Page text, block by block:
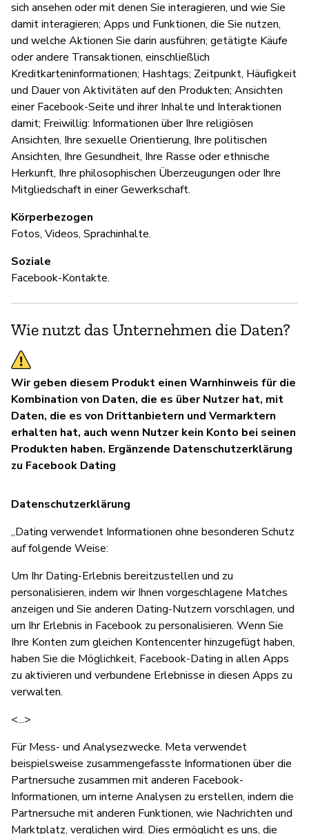
sich ansehen oder mit denen Sie interagieren, und wie Sie
damit interagieren; Apps und Funktionen, die Sie nutzen,
und welche Aktionen Sie darin ausführen; getätigte Käufe
oder andere Transaktionen, einschließlich
Kreditkarteninformationen; Hashtags; Zeitpunkt, Häufigkeit
und Dauer von Aktivitäten auf den Produkten; Ansichten
einer Facebook-Seite und ihrer Inhalte und Interaktionen
damit; Freiwillig: Informationen über Ihre religiösen
Ansichten, Ihre sexuelle Orientierung, Ihre politischen
Ansichten, Ihre Gesundheit, Ihre Rasse oder ethnische
Herkunft, Ihre philosophischen Überzeugungen oder Ihre
Mitgliedschaft in einer Gewerkschaft.
Körperbezogen
Fotos, Videos, Sprachinhalte.
Soziale
Facebook-Kontakte.
Wie nutzt das Unternehmen die Daten?
Wir geben diesem Produkt einen Warnhinweis für die
Kombination von Daten, die es über Nutzer hat, mit
Daten, die es von Drittanbietern und Vermarktern
erhalten hat, auch wenn Nutzer kein Konto bei seinen
Produkten haben. Ergänzende Datenschutzerklärung
zu Facebook Dating
Datenschutzerklärung
„Dating verwendet Informationen ohne besonderen Schutz
auf folgende Weise:
Um Ihr Dating-Erlebnis bereitzustellen und zu
personalisieren, indem wir Ihnen vorgeschlagene Matches
anzeigen und Sie anderen Dating-Nutzern vorschlagen, und
um Ihr Erlebnis in Facebook zu personalisieren. Wenn Sie
Ihre Konten zum gleichen Kontencenter hinzugefügt haben,
haben Sie die Möglichkeit, Facebook-Dating in allen Apps
zu aktivieren und verbundene Erlebnisse in diesen Apps zu
verwalten.
<...>
Für Mess- und Analysezwecke. Meta verwendet
beispielsweise zusammengefasste Informationen über die
Partnersuche zusammen mit anderen Facebook-
Informationen, um interne Analysen zu erstellen, indem die
Partnersuche mit anderen Funktionen, wie Nachrichten und
Marktplatz, verglichen wird. Dies ermöglicht es uns, die